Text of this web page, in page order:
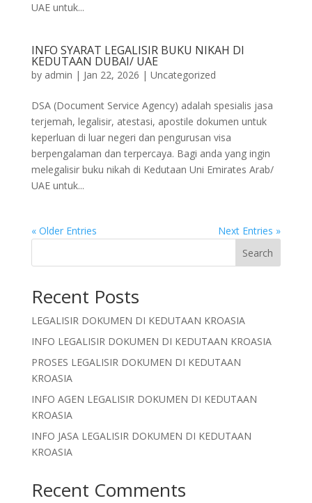
UAE untuk...
INFO SYARAT LEGALISIR BUKU NIKAH DI
KEDUTAAN DUBAI/ UAE
by admin | Jan 22, 2026 | Uncategorized
DSA (Document Service Agency) adalah spesialis jasa
terjemah, legalisir, atestasi, apostile dokumen untuk
keperluan di luar negeri dan pengurusan visa
berpengalaman dan terpercaya. Bagi anda yang ingin
melegalisir buku nikah di Kedutaan Uni Emirates Arab/
UAE untuk...
« Older Entries
Next Entries »
Search
Recent Posts
LEGALISIR DOKUMEN DI KEDUTAAN KROASIA
INFO LEGALISIR DOKUMEN DI KEDUTAAN KROASIA
PROSES LEGALISIR DOKUMEN DI KEDUTAAN
KROASIA
INFO AGEN LEGALISIR DOKUMEN DI KEDUTAAN
KROASIA
INFO JASA LEGALISIR DOKUMEN DI KEDUTAAN
KROASIA
Recent Comments